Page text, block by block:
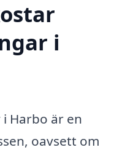
i
Harbo är en
oavsett om